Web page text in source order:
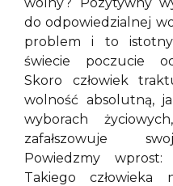
do odpowiedzialnej
problem i to
świecie poczucie
Skoro człowiek
wolność absolutną,
wyborach
zafałszowuje
Powiedzmy wprost:
Takiego